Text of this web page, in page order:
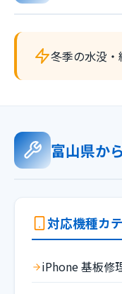
冬季の水没・
富山県か
対応機種カ
iPhone 基板修